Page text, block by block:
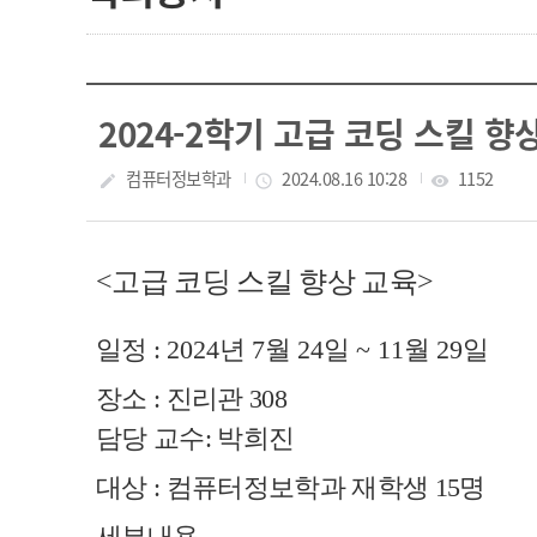
2024-2학기 고급 코딩 스킬 향
작성자
create 컴퓨터정보학과 작성일
access_time 2024.08.16 10:28 조회수
visibility 1152
<고급 코딩 스킬 향상 교육>
일정 : 2024년 7월 24일 ~ 11 월 29일
장소 : 진리관 308
담당 교수: 박희진
대상 : 컴퓨터정보학과 재학생 15명